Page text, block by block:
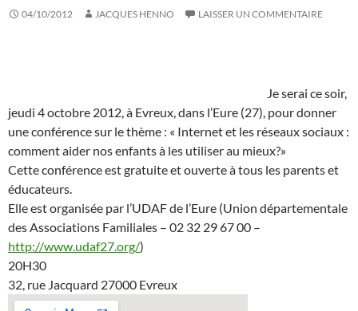
04/10/2012 JACQUES HENNO LAISSER UN COMMENTAIRE
Je serai ce soir,
jeudi 4 octobre 2012, à Evreux, dans l’Eure (27), pour donner
une conférence sur le thème : « Internet et les réseaux sociaux :
comment aider nos enfants à les utiliser au mieux?»
Cette conférence est gratuite et ouverte à tous les parents et
éducateurs.
Elle est organisée par l’UDAF de l’Eure (Union départementale
des Associations Familiales – 02 32 29 67 00 –
http://www.udaf27.org/)
20H30
32, rue Jacquard 27000 Evreux